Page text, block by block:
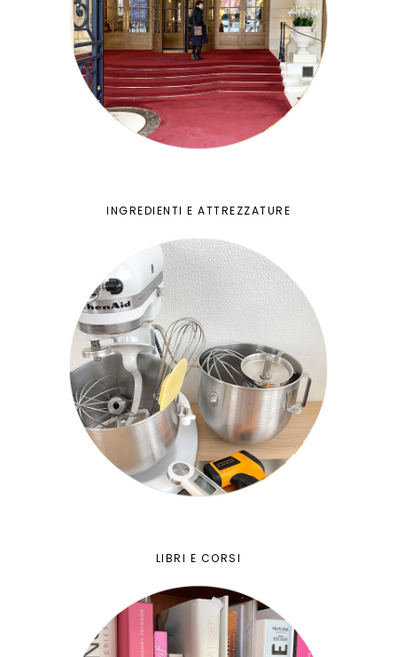
INGREDIENTI E ATTREZZATURE
LIBRI E CORSI